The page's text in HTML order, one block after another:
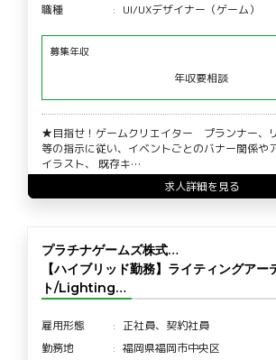
職種
UI/UXデザイナー（ゲーム）
募集年収
年収要相談
★目指せ！ゲームクリエイター プランナー、
等の指示に従い、イベントごとのバナー関係や
イラスト、 既存キ…
求人詳細を見る
プラチナゲームズ株式…
【ハイブリッド勤務】ライティングアー
ト/Lighting…
雇用形態
正社員、契約社員
勤務地
福岡県福岡市中央区